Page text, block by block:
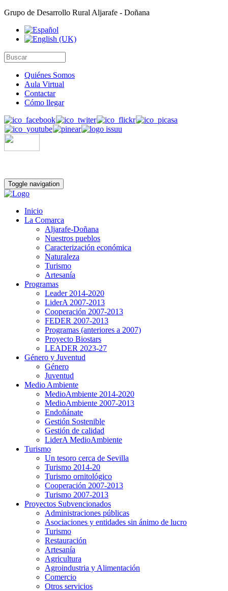
Grupo de Desarrollo Rural Aljarafe - Doñana
Quiénes Somos
Aula Virtual
Contactar
Cómo llegar
Toggle navigation
Inicio
La Comarca
Aljarafe-Doñana
Nuestros pueblos
Caracterización económica
Naturaleza
Turismo
Artesanía
Programas
Leader 2014-2020
LiderA 2007-2013
Cooperación 2007-2013
FEDER 2007-2013
Programas (anteriores a 2007)
Proyecto Biostars
LEADER 2023-27
Género y Juventud
Género
Juventud
Medio Ambiente
MedioAmbiente 2014-2020
MedioAmbiente 2007-2013
Endoñánate
Gestión Sostenible
Gestión de calidad
LiderA MedioAmbiente
Turismo
Un tesoro cerca de Sevilla
Turismo 2014-20
Turismo ornitológico
Cooperación 2007-2013
Turismo 2007-2013
Proyectos Subvencionados
Administraciones públicas
Asociaciones y entidades sin ánimo de lucro
Turismo
Restauración
Artesanía
Agricultura
Agroindustria y Alimentación
Comercio
Otros servicios